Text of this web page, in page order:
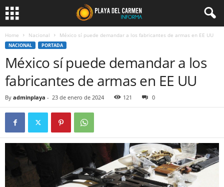
Home Nacional México sí puede demandar a los fabricantes de armas en EE UU
NACIONAL PORTADA
México sí puede demandar a los
fabricantes de armas en EE UU
By adminplaya - 23 de enero de 2024 121 0